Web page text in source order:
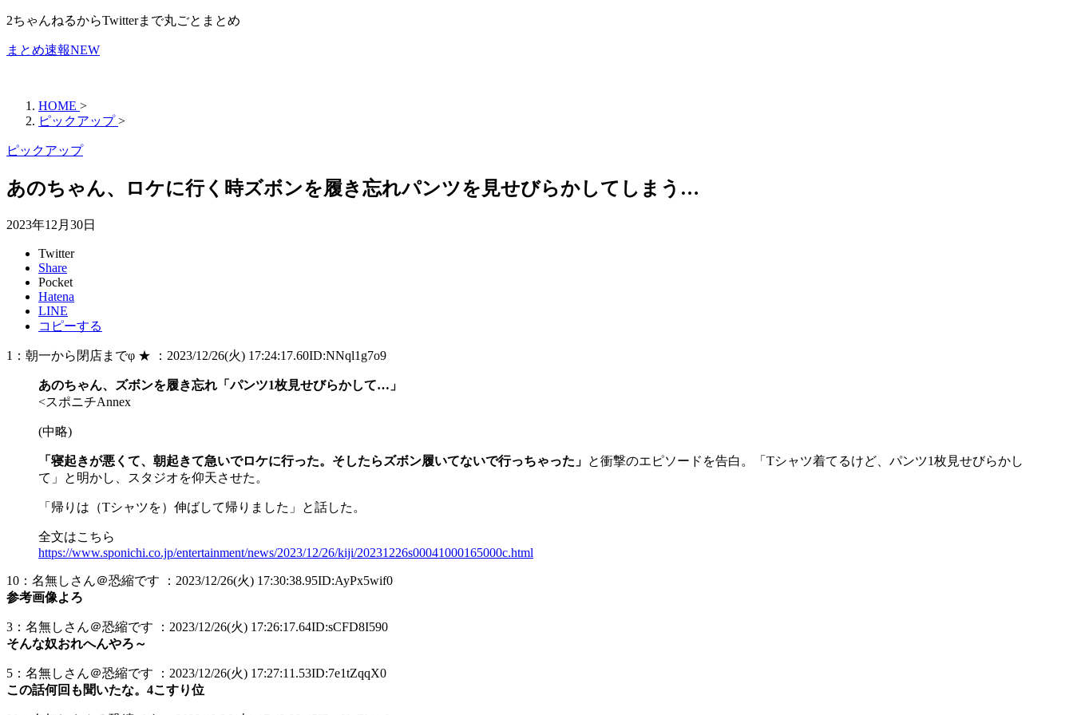
2ちゃんねるからTwitterまで丸ごとまとめ
まとめ速報NEW
HOME >
ピックアップ >
ピックアップ
あのちゃん、ロケに行く時ズボンを履き忘れパンツを見せびらかしてしまう…
2023年12月30日
Twitter
Share
Pocket
Hatena
LINE
コピーする
1：朝一から閉店までφ ★ ：2023/12/26(火) 17:24:17.60ID:NNql1g7o9
あのちゃん、ズボンを履き忘れ「パンツ1枚見せびらかして…」
<スポニチAnnex
(中略)
「寝起きが悪くて、朝起きて急いでロケに行った。そしたらズボン履いてないで行っちゃった」 と衝撃のエピソードを告白。「Tシャツ着てるけど、パンツ1枚見せびらかし
て」と明かし、スタジオを仰天させた。
「帰りは（Tシャツを）伸ばして帰りました」と話した。
全文はこちら
https://www.sponichi.co.jp/entertainment/news/2023/12/26/kiji/20231226s00041000165000c.html
10：名無しさん＠恐縮です ：2023/12/26(火) 17:30:38.95ID:AyPx5wif0
参考画像よろ
3：名無しさん＠恐縮です ：2023/12/26(火) 17:26:17.64ID:sCFD8I590
そんな奴おれへんやろ～
5：名無しさん＠恐縮です ：2023/12/26(火) 17:27:11.53ID:7e1tZqqX0
この話何回も聞いたな。4こすり位